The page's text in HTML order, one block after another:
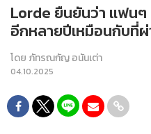
Lorde ยืนยันว่า แฟนๆ
อีกหลายปีเหมือนกับที่
โดย ภัทรณกัญ อนันเต่า
04.10.2025